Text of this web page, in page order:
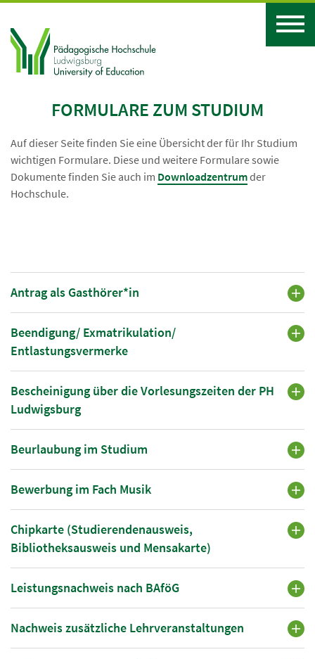
FORMULARE ZUM STUDIUM
Auf dieser Seite finden Sie eine Übersicht der für Ihr Studium
wichtigen Formulare. Diese und weitere Formulare sowie
Dokumente finden Sie auch im Downloadzentrumder
Hochschule.
Antrag als Gasthörer*in
Beendigung/ Exmatrikulation/
Entlastungsvermerke
Bescheinigung über die Vorlesungszeiten der PH
Ludwigsburg
Beurlaubung im Studium
Bewerbung im Fach Musik
Chipkarte (Studierendenausweis,
Bibliotheksausweis und Mensakarte)
Leistungsnachweis nach BAföG
Nachweis zusätzliche Lehrveranstaltungen